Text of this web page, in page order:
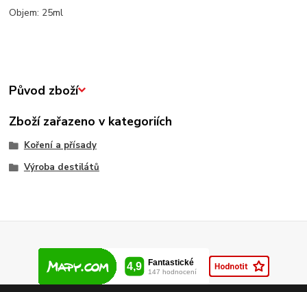
Objem: 25ml
Původ zboží
Zboží zařazeno v kategoriích
Koření a přísady
Výroba destilátů